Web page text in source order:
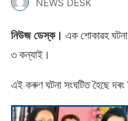
নিউজ ডেস্ক। এক শােকাৱহ
৩ কন্যাই।
এই কৰুণ ঘটনা সংঘটিত হৈছে